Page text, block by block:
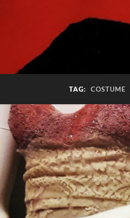
TAG: COSTUME